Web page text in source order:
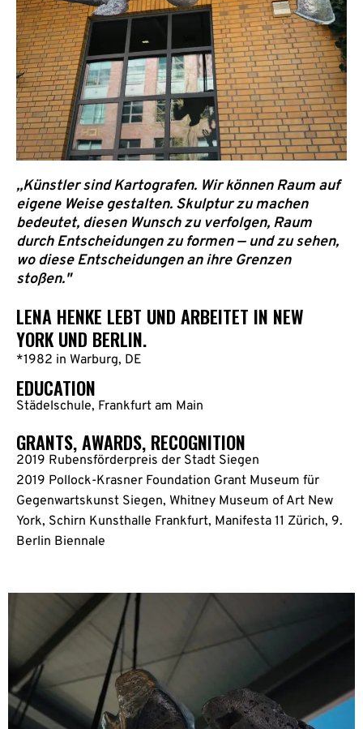
„Künstler sind Kartografen. Wir können Raum auf
eigene Weise gestalten. Skulptur zu machen
bedeutet, diesen Wunsch zu verfolgen, Raum
durch Entscheidungen zu formen — und zu sehen,
wo diese Entscheidungen an ihre Grenzen
stoßen."
LENA HENKE LEBT UND ARBEITET IN NEW
YORK UND BERLIN.
*1982 in Warburg, DE
EDUCATION
Städelschule, Frankfurt am Main
GRANTS, AWARDS, RECOGNITION
2019 Rubensförderpreis der Stadt Siegen
2019 Pollock-Krasner Foundation Grant Museum für
Gegenwartskunst Siegen, Whitney Museum of Art New
York, Schirn Kunsthalle Frankfurt, Manifesta 11 Zürich, 9.
Berlin Biennale